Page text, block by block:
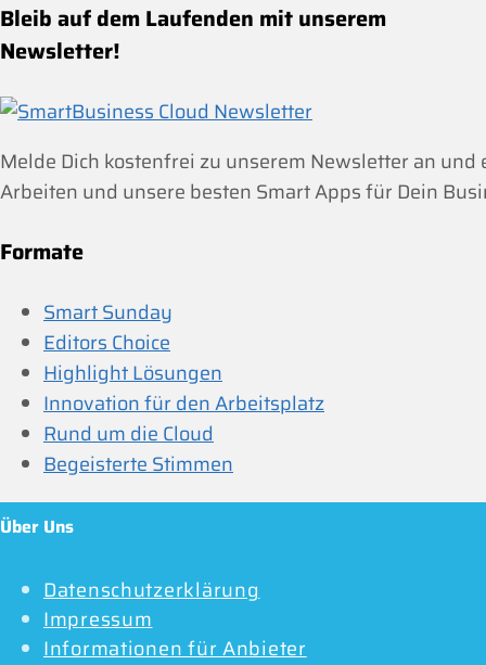
Bleib auf dem Laufenden mit unserem
Newsletter!
Melde Dich kostenfrei zu unserem Newsletter an
Arbeiten und unsere besten Smart Apps für Dein
Formate
Smart Sunday
Editors Choice
Highlight Lösungen
Innovation für den Arbeitsplatz
Rund um die Cloud
Begeisterte Stimmen
Über Uns
Datenschutzerklärung
Impressum
Informationen für Anbieter